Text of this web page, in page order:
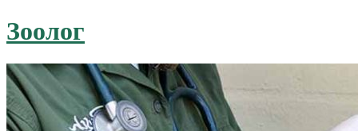
Зоолог